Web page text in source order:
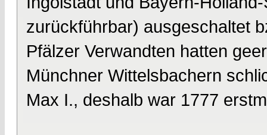
zurückführbar) ausgeschaltet
Pfälzer Verwandten hatten
Münchner Wittelsbachern
Max I., deshalb war 1777